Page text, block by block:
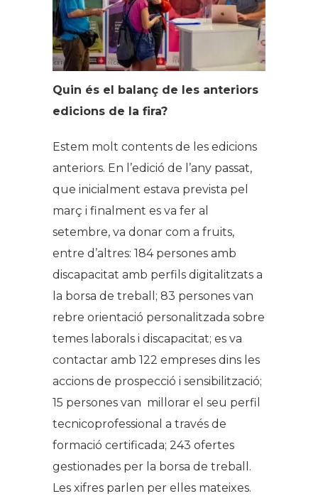
Quin és el balanç de les anteriors
edicions de la fira?
Estem molt contents de les edicions
anteriors. En l’edició de l’any passat,
que inicialment estava prevista pel
març i finalment es va fer al
setembre, va donar com a fruits,
entre d’altres: 184 persones amb
discapacitat amb perfils digitalitzats a
la borsa de treball; 83 persones van
rebre orientació personalitzada sobre
temes laborals i discapacitat; es va
contactar amb 122 empreses dins les
accions de prospecció i sensibilització;
15 persones van millorar el seu perfil
tecnicoprofessional a través de
formació certificada; 243 ofertes
gestionades per la borsa de treball.
Les xifres parlen per elles mateixes.